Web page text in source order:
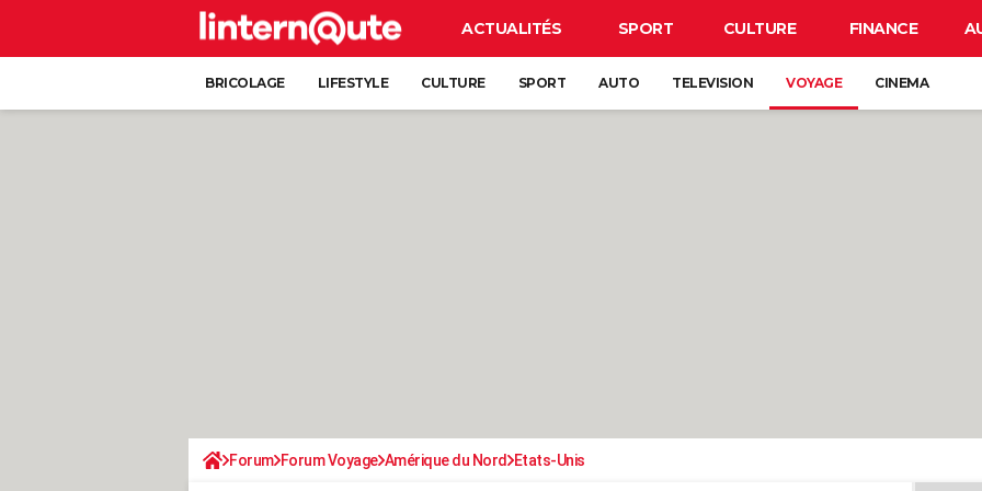
ACTUALITÉS SPORT CULTURE FINANCE
BRICOLAGE LIFESTYLE CULTURE SPORT AUTO TELEVISION VOYAGE CINEMA
Forum Forum Voyage Amérique du Nord Etats-Unis